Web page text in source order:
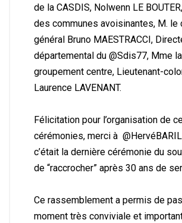
de la CASDIS, Nolwenn LE
des communes avoisinantes, M. le
général Bruno MAESTRACCI,
départemental du @Sdis77, Mme
groupement centre, Lieutenant-
Laurence LAVENANT.
Félicitation pour l’organisation de
cérémonies, merci à
c’était la dernière cérémonie du
de “raccrocher” après 30 ans de
Ce rassemblement a permis de
moment très conviviale et